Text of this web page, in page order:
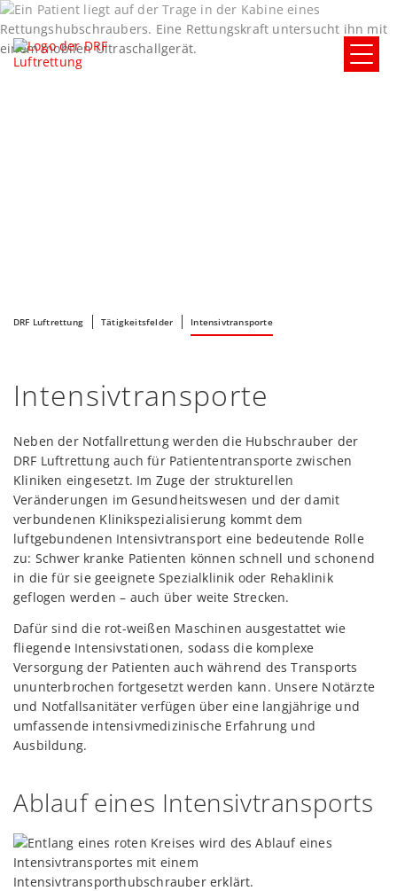
DRF Luftrettung Tätigkeitsfelder Intensivtransporte
Intensivtransporte
Neben der Notfallrettung werden die Hubschrauber der
DRF Luftrettung auch für Patiententransporte zwischen
Kliniken eingesetzt. Im Zuge der strukturellen
Veränderungen im Gesundheitswesen und der damit
verbundenen Klinikspezialisierung kommt dem
luftgebundenen Intensivtransport eine bedeutende Rolle
zu: Schwer kranke Patienten können schnell und schonend
in die für sie geeignete Spezialklinik oder Rehaklinik
geflogen werden – auch über weite Strecken.
Dafür sind die rot-weißen Maschinen ausgestattet wie
fliegende Intensivstationen, sodass die komplexe
Versorgung der Patienten auch während des Transports
ununterbrochen fortgesetzt werden kann. Unsere Notärzte
und Notfallsanitäter verfügen über eine langjährige und
umfassende intensivmedizinische Erfahrung und
Ausbildung.
Ablauf eines Intensivtransports